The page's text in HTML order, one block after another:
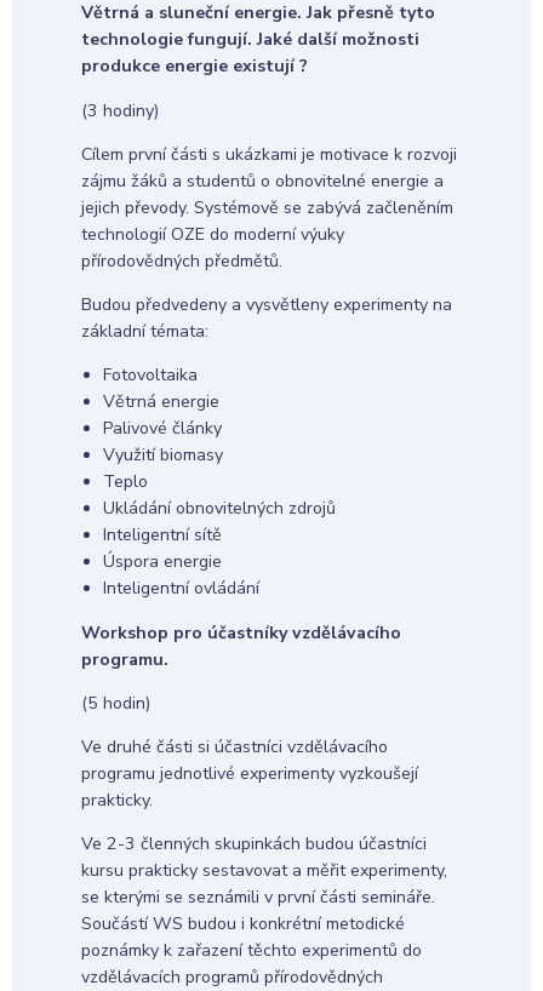
Větrná a sluneční energie. Jak přesně tyto
technologie fungují. Jaké další možnosti
produkce energie existují ?
(3 hodiny)
Cílem první části s ukázkami je motivace k rozvoji
zájmu žáků a studentů o obnovitelné energie a
jejich převody. Systémově se zabývá začleněním
technologií OZE do moderní výuky
přírodovědných předmětů.
Budou předvedeny a vysvětleny experimenty na
základní témata:
Fotovoltaika
Větrná energie
Palivové články
Využití biomasy
Teplo
Ukládání obnovitelných zdrojů
Inteligentní sítě
Úspora energie
Inteligentní ovládání
Workshop pro účastníky vzdělávacího
programu.
(5 hodin)
Ve druhé části si účastníci vzdělávacího
programu jednotlivé experimenty vyzkoušejí
prakticky.
Ve 2-3 členných skupinkách budou účastníci
kursu prakticky sestavovat a měřit experimenty,
se kterými se seznámili v první části semináře.
Součástí WS budou i konkrétní metodické
poznámky k zařazení těchto experimentů do
vzdělávacích programů přírodovědných